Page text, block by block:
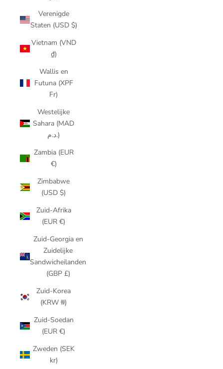
Verenigde
Staten (USD $)
Vietnam (VND
₫)
Wallis en
Futuna (XPF
Fr)
Westelijke
Sahara (MAD
د.م.)
Zambia (EUR
€)
Zimbabwe
(USD $)
Zuid-Afrika
(EUR €)
Zuid-Georgia en
Zuidelijke
Sandwicheilanden
(GBP £)
Zuid-Korea
(KRW ₩)
Zuid-Soedan
(EUR €)
Zweden (SEK
kr)